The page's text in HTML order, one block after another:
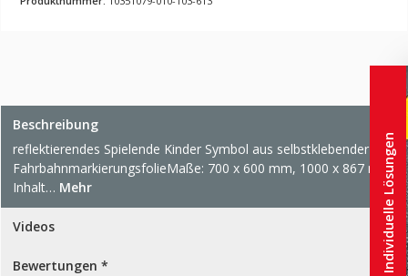
Beschreibung
reflektierendes Spielende Kinder Symbol aus selbstklebender
FahrbahnmarkierungsfolieMaße: 700 x 600 mm, 1000 x 867 mm
Inhalt… Mehr
Videos
Bewertungen * Individuelle Lösungen